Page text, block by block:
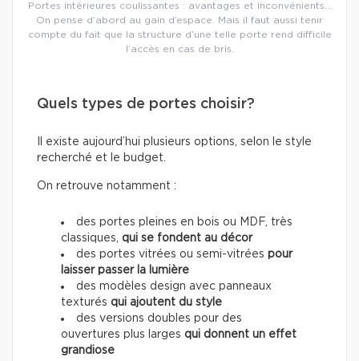
Portes intérieures coulissantes : avantages et inconvénients…
On pense d’abord au gain d’espace. Mais il faut aussi tenir
compte du fait que la structure d’une telle porte rend difficile
l’accès en cas de bris.
Quels types de portes choisir?
Il existe aujourd’hui plusieurs options, selon le style
recherché et le budget.
On retrouve notamment :
des portes pleines en bois ou MDF, très
classiques, qui se fondent au décor
des portes vitrées ou semi-vitrées pour
laisser passer la lumière
des modèles design avec panneaux
texturés qui ajoutent du style
des versions doubles pour des
ouvertures plus larges qui donnent un effet
grandiose